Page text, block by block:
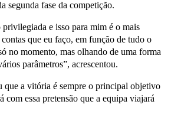
segunda fase da competição.
privilegiada e isso para mim é o mais
contas que eu faço, em função de tudo o
no momento, mas olhando de uma forma
parâmetros”, acrescentou.
que a vitória é sempre o principal objetivo
com essa pretensão que a equipa viajará